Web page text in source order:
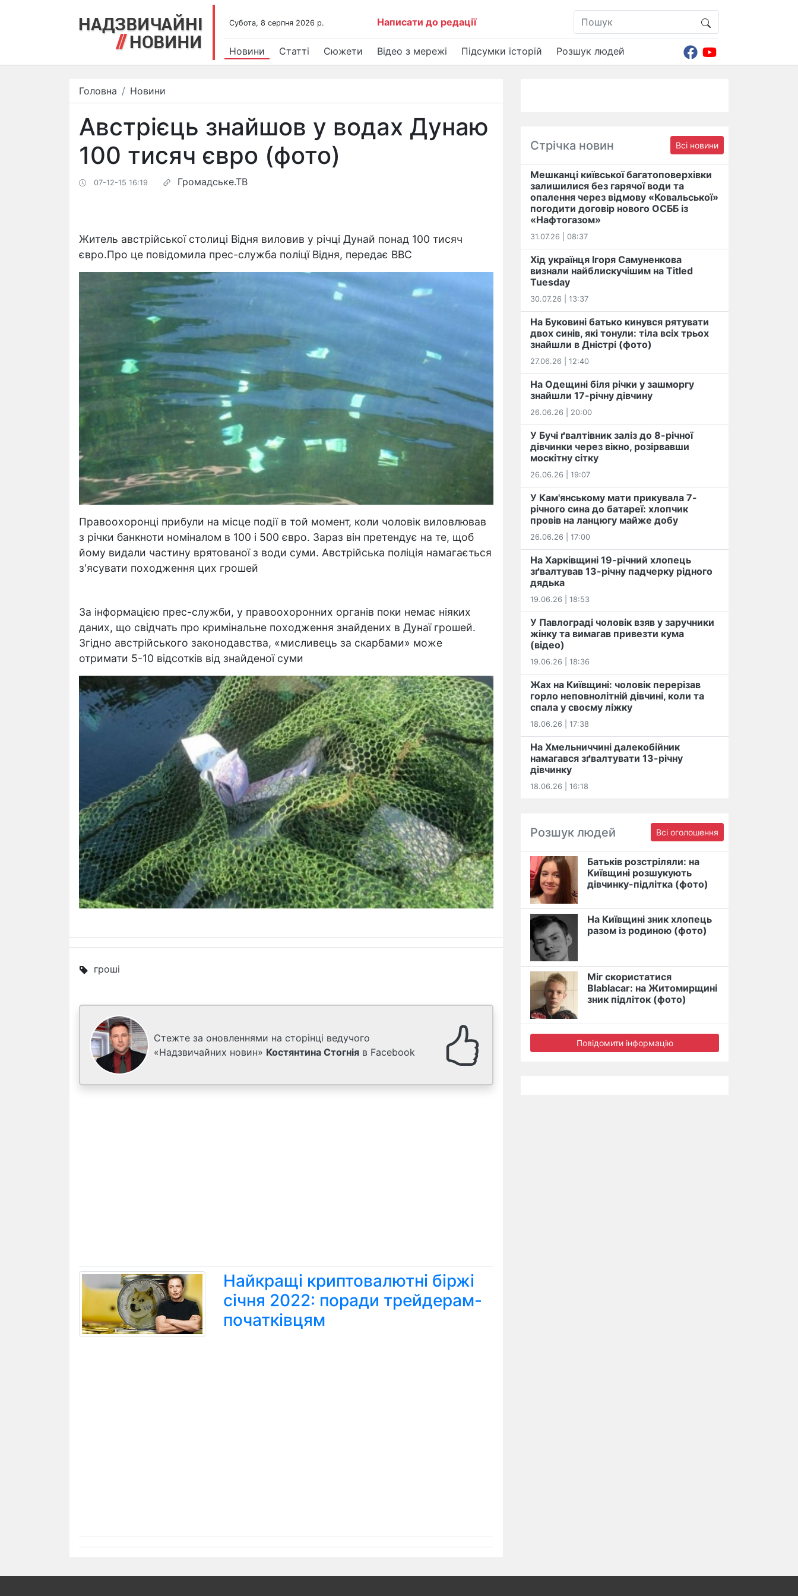
Субота, 8 серпня 2026 р. Написати до редації
Новини Статті Сюжети Відео з мережі Підсумки історій Розшук людей
Головна Новини
Австрієць знайшов у водах Дунаю
100 тисяч євро (фото)
07-12-15 16:19 Громадське.ТВ
Житель австрійської столиці Відня виловив у річці Дунай понад 100 тисяч
євро.Про це повідомила прес-служба поліцї Відня, передає BBC
Правоохоронці прибули на місце події в той момент, коли чоловік виловлював
з річки банкноти номіналом в 100 і 500 євро. Зараз він претендує на те, щоб
йому видали частину врятованої з води суми. Австрійська поліція намагається
з'ясувати походження цих грошей
За інформацією прес-служби, у правоохоронних органів поки немає ніяких
даних, що свідчать про кримінальне походження знайдених в Дунаї грошей.
Згідно австрійського законодавства, «мисливець за скарбами» може
отримати 5-10 відсотків від знайденої суми
гроші
Стежте за оновленнями на сторінці ведучого
«Надзвичайних новин» Костянтина Стогнія в Facebook
Найкращі криптовалютні біржі
січня 2022: поради трейдерам-
початківцям
Стрічка новин Всі новини
Мешканці київської багатоповерхівки
залишилися без гарячої води та
опалення через відмову «Ковальської»
погодити договір нового ОСББ із
«Нафтогазом»
31.07.26 | 08:37
Хід українця Ігоря Самуненкова
визнали найблискучішим на Titled
Tuesday
30.07.26 | 13:37
На Буковині батько кинувся рятувати
двох синів, які тонули: тіла всіх трьох
знайшли в Дністрі (фото)
27.06.26 | 12:40
На Одещині біля річки у зашморгу
знайшли 17-річну дівчину
26.06.26 | 20:00
У Бучі ґвалтівник заліз до 8-річної
дівчинки через вікно, розірвавши
москітну сітку
26.06.26 | 19:07
У Кам'янському мати прикувала 7-
річного сина до батареї: хлопчик
провів на ланцюгу майже добу
26.06.26 | 17:00
На Харківщині 19-річний хлопець​
️зґвалтував 13-річну падчерку рідного
дядька
19.06.26 | 18:53
У Павлограді чоловік взяв у заручники
жінку та вимагав привезти кума
(відео)
19.06.26 | 18:36
Жах на Київщині: чоловік перерізав
горло неповнолітній дівчині, коли та
спала у своєму ліжку
18.06.26 | 17:38
На Хмельниччині далекобійник
намагався зґвалтувати 13-річну
дівчинку
18.06.26 | 16:18
Розшук людей Всі оголошення
Батьків розстріляли: на
Київщині розшукують
дівчинку-підлітка (фото)
На Київщині зник хлопець
разом із родиною (фото)
Міг скористатися
Blablacar: на Житомирщині
зник підліток (фото)
Повідомити інформацію